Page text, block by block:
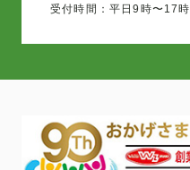
受付時間：平日9時〜17時